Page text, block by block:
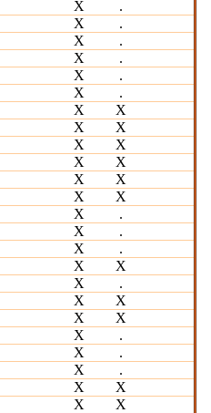
X
.
X
.
X
.
X
.
X
.
X
.
X
Х
X
Х
Х
Х
X
Х
X
Х
X
Х
X
.
Х
.
Х
.
Х
Х
Х
.
Х
Х
Х
Х
Х
.
Х
.
Х
.
Х
Х
Х
Х